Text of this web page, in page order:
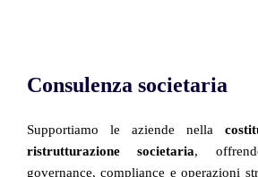
Consulenza societaria
Supportiamo le aziende nella
ristrutturazione societaria,
governance, compliance e operazioni